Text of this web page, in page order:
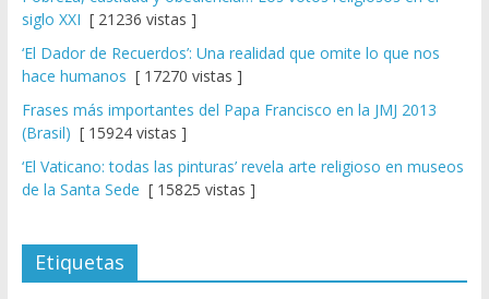
siglo XXI [ 21236 vistas ]
‘El Dador de Recuerdos’: Una realidad que omite lo que nos
hace humanos [ 17270 vistas ]
Frases más importantes del Papa Francisco en la JMJ 2013
(Brasil) [ 15924 vistas ]
‘El Vaticano: todas las pinturas’ revela arte religioso en museos
de la Santa Sede [ 15825 vistas ]
Etiquetas